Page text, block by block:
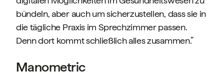
bündeln, aber auch um sicherzustellen, dass sie in
die tägliche Praxis im Sprechzimmer passen.
Denn dort kommt schließlich alles zusammen.”
Manometric